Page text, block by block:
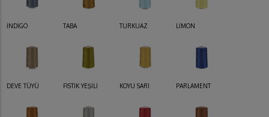
İNDİGO TABA TURKUAZ LİMON
DEVE TÜYÜ FISTIK YEŞİLİ KOYU SARI PARLAMENT